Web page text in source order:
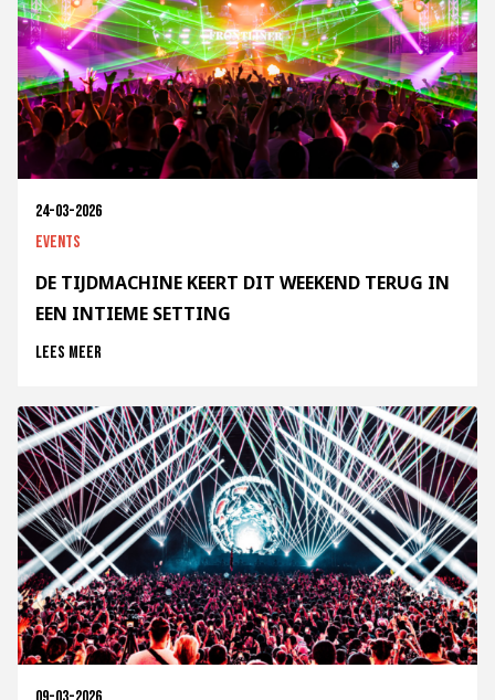
24-03-2026
Events
DE TIJDMACHINE KEERT DIT WEEKEND TERUG IN
EEN INTIEME SETTING
Lees meer